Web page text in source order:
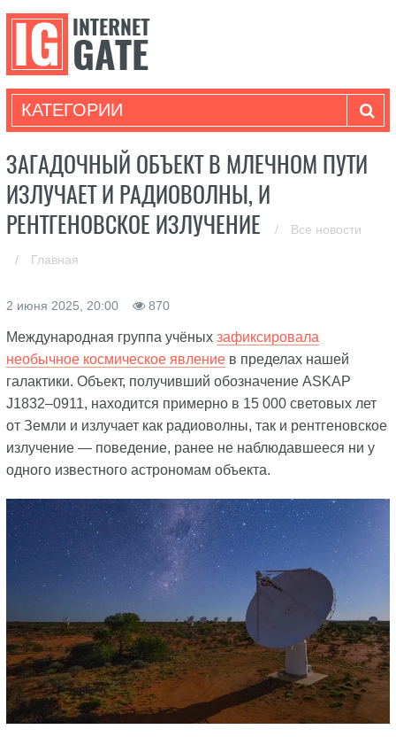
КАТЕГОРИИ
ЗАГАДОЧНЫЙ ОБЪЕКТ В МЛЕЧНОМ ПУТИ
ИЗЛУЧАЕТ И РАДИОВОЛНЫ, И
РЕНТГЕНОВСКОЕ ИЗЛУЧЕНИЕ
/ Все новости
/ Главная
2 июня 2025, 20:00 870
Международная группа учёных зафиксировала
необычное космическое явлениев пределах нашей
галактики. Объект, получивший обозначение ASKAP
J1832–0911, находится примерно в 15 000 световых лет
от Земли и излучает как радиоволны, так и рентгеновское
излучение — поведение, ранее не наблюдавшееся ни у
одного известного астрономам объекта.